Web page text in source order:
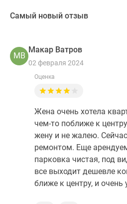
Самый новый отзыв
МВ
Макар Ватров
02 февраля 2024
Оценка
Жена очень хотела
чем-то поближе к
жену и не жалею.
ремонтом. Еще
парковка чистая, под
все выходит дешевле
ближе к центру, и очень